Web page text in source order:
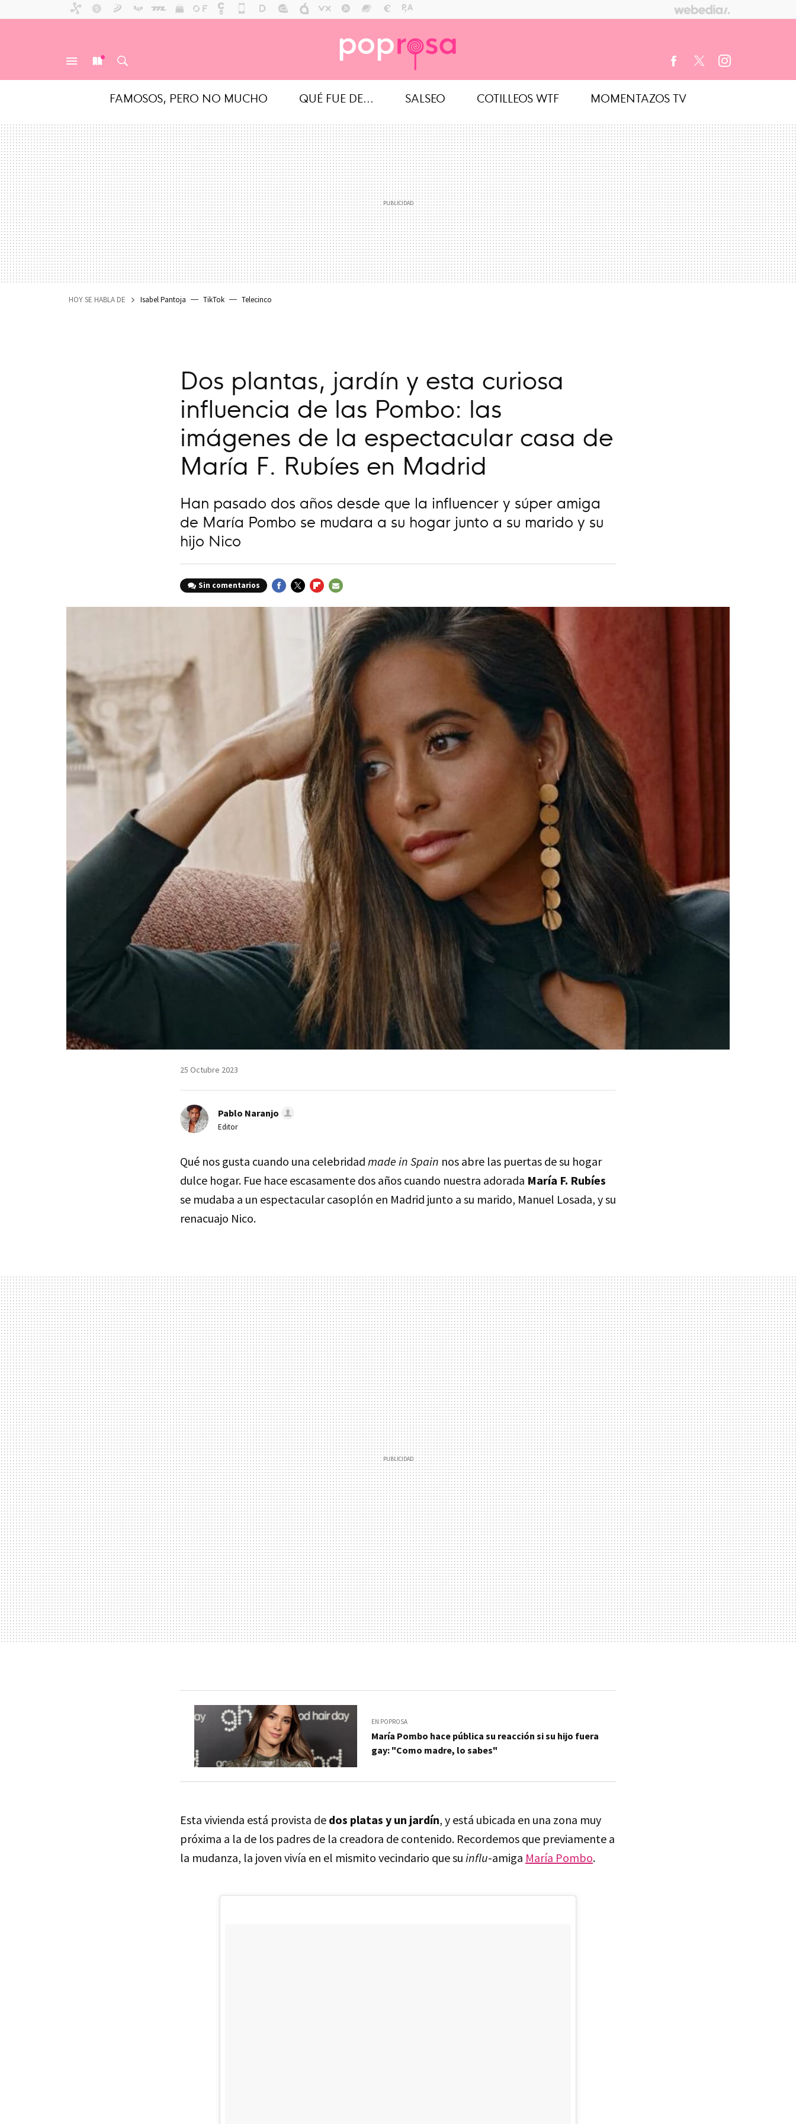
FAMOSOS, PERO NO MUCHO QUÉ FUE DE... SALSEO COTILLEOS WTF MOMENTAZOS TV
HOY SE HABLA DE Isabel Pantoja TikTok Telecinco
Dos plantas, jardín y esta curiosa
influencia de las Pombo: las
imágenes de la espectacular casa de
María F. Rubíes en Madrid
Han pasado dos años desde que la influencer y súper amiga
de María Pombo se mudara a su hogar junto a su marido y su
hijo Nico
Sin comentarios
MAIL
25 Octubre 2023
Pablo Naranjo
Editor
Qué nos gusta cuando una celebridad made in Spain nos abre las puertas de su hogar
dulce hogar. Fue hace escasamente dos años cuando nuestra adorada María F. Rubíes
se mudaba a un espectacular casoplón en Madrid junto a su marido, Manuel Losada, y su
renacuajo Nico.
EN POPROSA
María Pombo hace pública su reacción si su hijo fuera
gay: "Como madre, lo sabes"
Esta vivienda está provista de dos platas y un jardín, y está ubicada en una zona muy
próxima a la de los padres de la creadora de contenido. Recordemos que previamente a
la mudanza, la joven vivía en el mismito vecindario que su influ-amiga María Pombo.